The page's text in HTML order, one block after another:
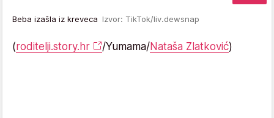
Beba izašla iz kreveca Izvor: TikTok/liv.dewsnap
(roditelji.story.hr /Yumama/Nataša Zlatković)